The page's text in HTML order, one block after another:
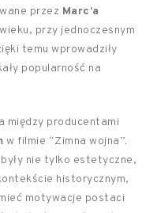
przez Marc’a
przy jednoczesnym
temu wprowadziły
popularność na
między producentami
w filmie “Zimna wojna”.
nie tylko estetyczne,
historycznym,
motywacje postaci